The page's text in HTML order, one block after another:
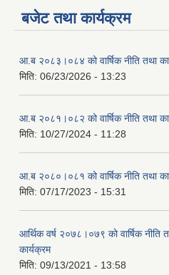
बजेट तथा कार्यक्रम
आ.ब २०८३।०८४ को वार्षिक नीति तथा
मिति: 06/23/2026 - 13:23
आ.ब २०८१।०८२ को वार्षिक नीति तथा
मिति: 10/27/2024 - 11:28
आ.ब २०८०।०८१ को वार्षिक नीति तथा
मिति: 07/17/2023 - 15:31
आर्थिक वर्ष २०७८।०७९ को वार्षिक नीति
कार्यक्रम
मिति: 09/13/2021 - 13:58